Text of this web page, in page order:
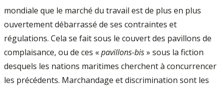
mondiale que le marché du travail est de plus en plus
ouvertement débarrassé de ses contraintes et
régulations. Cela se fait sous le couvert des pavillons de
complaisance, ou de ces «pavillons-bis» sous la fiction
desquels les nations maritimes cherchent à concurrencer
les précédents. Marchandage et discrimination sont les